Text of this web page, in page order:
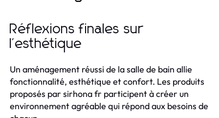
Réflexions finales sur
l'esthétique
Un aménagement réussi de la salle de bain allie
fonctionnalité, esthétique et confort. Les produits
proposés par sirhona fr participent à créer un
environnement agréable qui répond aux besoins de